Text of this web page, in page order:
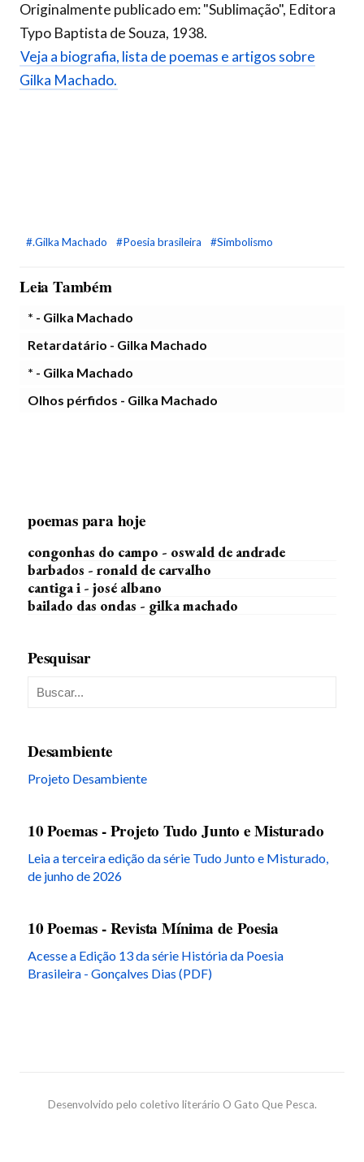
Originalmente publicado em: "Sublimação", Editora
Typo Baptista de Souza, 1938.
Veja a biografia, lista de poemas e artigos sobre
Gilka Machado.
#.Gilka Machado #Poesia brasileira #Simbolismo
Leia Também
* - Gilka Machado
Retardatário - Gilka Machado
* - Gilka Machado
Olhos pérfidos - Gilka Machado
poemas para hoje
congonhas do campo - oswald de andrade
barbados - ronald de carvalho
cantiga i - josé albano
bailado das ondas - gilka machado
Pesquisar
Desambiente
Projeto Desambiente
10 Poemas - Projeto Tudo Junto e Misturado
Leia a terceira edição da série Tudo Junto e Misturado,
de junho de 2026
10 Poemas - Revista Mínima de Poesia
Acesse a Edição 13 da série História da Poesia
Brasileira - Gonçalves Dias (PDF)
Desenvolvido pelo coletivo literário O Gato Que Pesca.